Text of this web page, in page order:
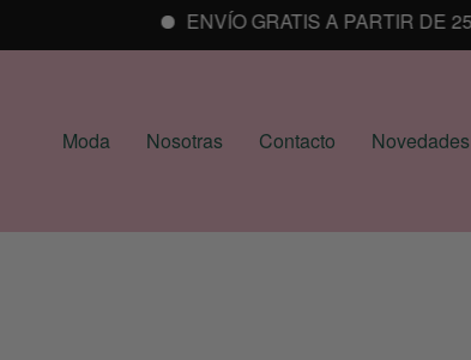
ENVÍO GRATIS A PARTIR DE 25€
Moda Nosotras Contacto Novedades